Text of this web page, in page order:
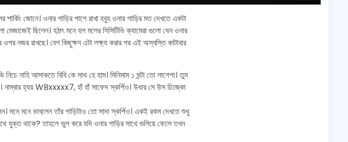
পার্কিং জোনে। ওনার গাড়ির পাশে রাখা হবুহ ওনার গাড়ির মত দেখতে একটা
ছিলেন। হঠাৎ মনে হল মলের সিসিটিভি ক্যামেরা গুলো যেন ওনার
নজর রাখছে। বেশ কিছুক্ষন এটা লক্ষ্য করার পর এই অস্বস্তি কাটাবার
নাহি আসাকতে বিবি কে সাথ হে হাম। মিনিমাম ১ ঘন্টা তো লাগেগা। তুম
হ্যয় WBxxxxx7, হাঁ হাঁ সাফেদ স্কর্পিও। উধার সে উস চিজ্কো
মনে মনে ভাবলেন তাঁর গাড়িটাও তো সাদা স্কর্পিও। এক‌ই রকম দেখতে শুধু
যুক্ত থাকে? তাহলে ভুল করে যদি ওনার গাড়ির সাথে গুলিয়ে ফেলে তখন